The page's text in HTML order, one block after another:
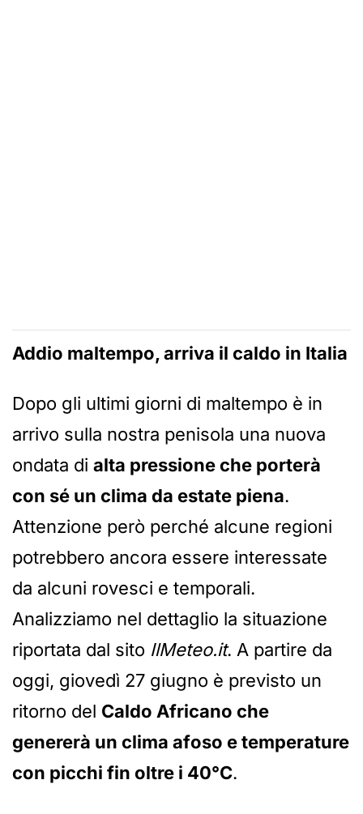
Addio maltempo, arriva il caldo in Italia
Dopo gli ultimi giorni di maltempo è in
arrivo sulla nostra penisola una nuova
ondata di alta pressione che porterà
con sé un clima da estate piena.
Attenzione però perché alcune regioni
potrebbero ancora essere interessate
da alcuni rovesci e temporali.
Analizziamo nel dettaglio la situazione
riportata dal sito IlMeteo.it. A partire da
oggi, giovedì 27 giugno è previsto un
ritorno del Caldo Africano che
genererà un clima afoso e temperature
con picchi fin oltre i 40°C.